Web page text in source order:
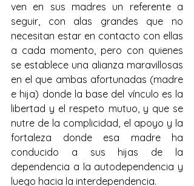
ven en sus madres un referente a
seguir, con alas grandes que no
necesitan estar en contacto con ellas
a cada momento, pero con quienes
se establece una alianza maravillosas
en el que ambas afortunadas (madre
e hija) donde la base del vínculo es la
libertad y el respeto mutuo, y que se
nutre de la complicidad, el apoyo y la
fortaleza donde esa madre ha
conducido a sus hijas de la
dependencia a la autodependencia y
luego hacia la interdependencia.